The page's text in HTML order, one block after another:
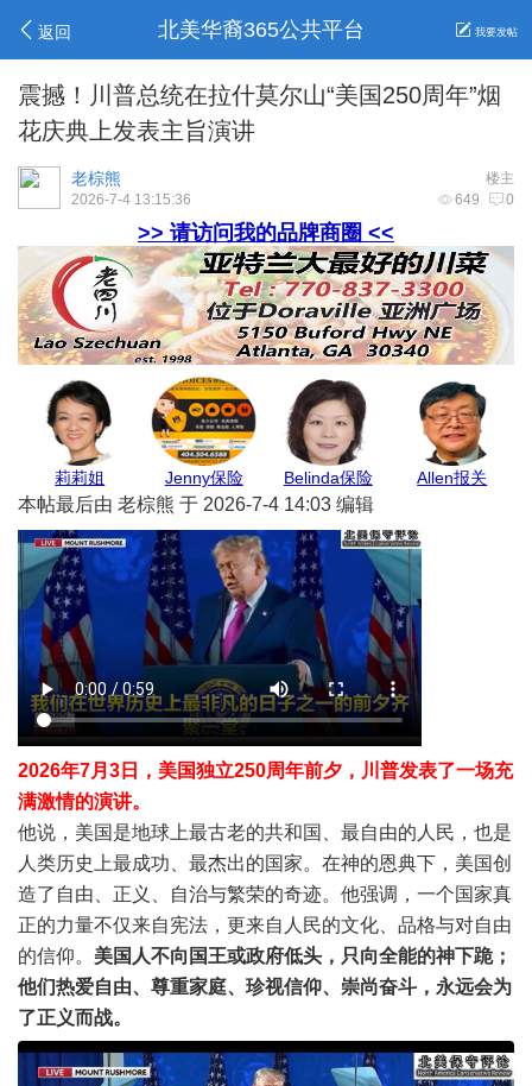
返回 北美华裔365公共平台 我要发帖
震撼！川普总统在拉什莫尔山“美国250周年”烟
花庆典上发表主旨演讲
楼主
老棕熊
649 0
2026-7-4 13:15:36
>> 请访问我的品牌商圈 <<
GJ保险 Max Pest 安心家地产 地毯王
本帖最后由 老棕熊 于 2026-7-4 14:03 编辑
2026年7月3日，美国独立250周年前夕，川普发表了一场充
满激情的演讲。
他说，美国是地球上最古老的共和国、最自由的人民，也是
人类历史上最成功、最杰出的国家。在神的恩典下，美国创
造了自由、正义、自治与繁荣的奇迹。他强调，一个国家真
正的力量不仅来自宪法，更来自人民的文化、品格与对自由
的信仰。 美国人不向国王或政府低头，只向全能的神下跪；
他们热爱自由、尊重家庭、珍视信仰、崇尚奋斗，永远会为
了正义而战。